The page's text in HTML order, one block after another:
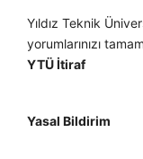
Yıldız Teknik
yorumlarınızı
YTÜ İtiraf
Yasal Bildirim